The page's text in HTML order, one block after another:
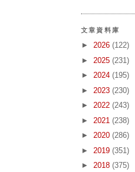
文章資料庫
► 2026 (122)
► 2025 (231)
► 2024 (195)
► 2023 (230)
► 2022 (243)
► 2021 (238)
► 2020 (286)
► 2019 (351)
► 2018 (375)